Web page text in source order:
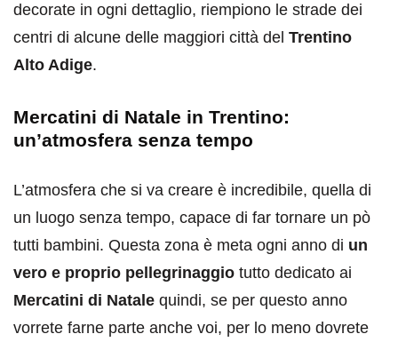
decorate in ogni dettaglio, riempiono le strade dei
centri di alcune delle maggiori città del Trentino
Alto Adige.
Mercatini di Natale in Trentino:
un’atmosfera senza tempo
L’atmosfera che si va creare è incredibile, quella di
un luogo senza tempo, capace di far tornare un pò
tutti bambini. Questa zona è meta ogni anno di un
vero e proprio pellegrinaggio tutto dedicato ai
Mercatini di Natale quindi, se per questo anno
vorrete farne parte anche voi, per lo meno dovrete